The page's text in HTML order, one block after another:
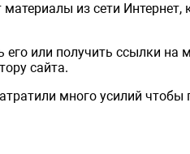
из сети Интернет,
или получить ссылки на
сайта.
много усилий